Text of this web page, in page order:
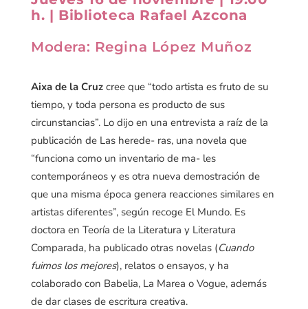
h. | Biblioteca Rafael Azcona
Modera: Regina López Muñoz
Aixa de la Cruz cree que “todo artista es fruto de su
tiempo, y toda persona es producto de sus
circunstancias”. Lo dijo en una entrevista a raíz de la
publicación de Las herede- ras, una novela que
“funciona como un inventario de ma- les
contemporáneos y es otra nueva demostración de
que una misma época genera reacciones similares en
artistas diferentes”, según recoge El Mundo. Es
doctora en Teoría de la Literatura y Literatura
Comparada, ha publicado otras novelas (Cuando
fuimos los mejores), relatos o ensayos, y ha
colaborado con Babelia, La Marea o Vogue, además
de dar clases de escritura creativa.